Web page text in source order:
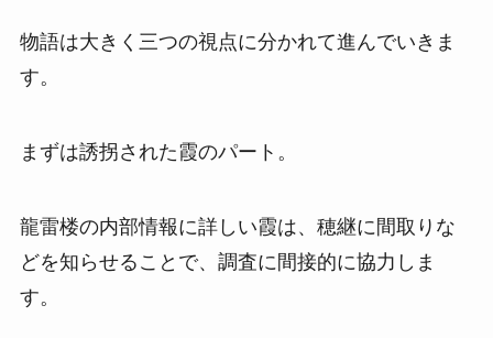
物語は大きく三つの視点に分かれて進んでいきま
す。
まずは誘拐された霞のパート。
龍雷楼の内部情報に詳しい霞は、穂継に間取りな
どを知らせることで、調査に間接的に協力しま
す。